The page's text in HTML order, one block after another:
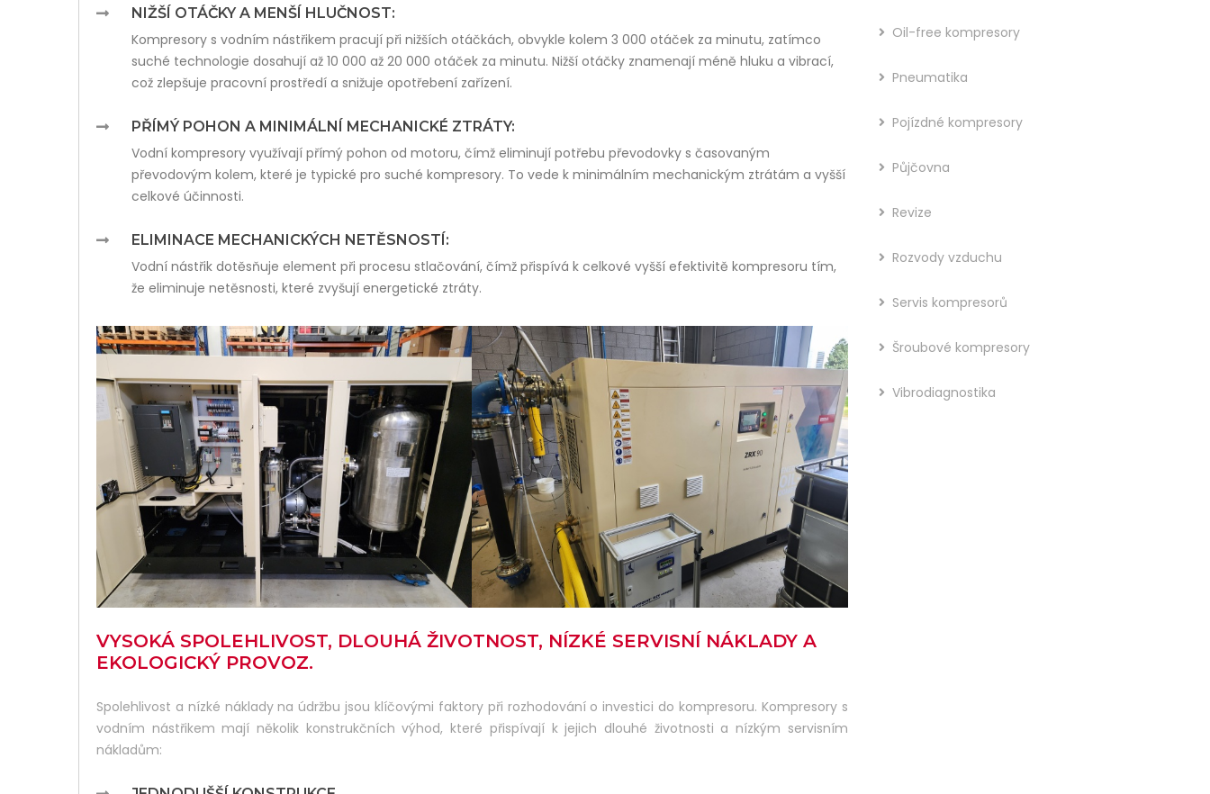
NIŽŠÍ OTÁČKY A MENŠÍ HLUČNOST:
Kompresory s vodním nástřikem pracují při nižších otáčkách, obvykle kolem 3 000 otáček za minutu, zatímco
suché technologie dosahují až 10 000 až 20 000 otáček za minutu. Nižší otáčky znamenají méně hluku a vibrací,
což zlepšuje pracovní prostředí a snižuje opotřebení zařízení.
PŘÍMÝ POHON A MINIMÁLNÍ MECHANICKÉ ZTRÁTY:
Vodní kompresory využívají přímý pohon od motoru, čímž eliminují potřebu převodovky s časovaným
převodovým kolem, které je typické pro suché kompresory. To vede k minimálním mechanickým ztrátám a vyšší
celkové účinnosti.
ELIMINACE MECHANICKÝCH NETĚSNOSTÍ:
Vodní nástřik dotěsňuje element při procesu stlačování, čímž přispívá k celkové vyšší efektivitě kompresoru tím,
že eliminuje netěsnosti, které zvyšují energetické ztráty.
VYSOKÁ SPOLEHLIVOST, DLOUHÁ ŽIVOTNOST, NÍZKÉ SERVISNÍ NÁKLADY A
EKOLOGICKÝ PROVOZ.
Spolehlivost a nízké náklady na údržbu jsou klíčovými faktory při rozhodování o investici do kompresoru. Kompresory s
vodním nástřikem mají několik konstrukčních výhod, které přispívají k jejich dlouhé životnosti a nízkým servisním
nákladům:
Oil-free kompresory
Pneumatika
Pojízdné kompresory
Půjčovna
Revize
Rozvody vzduchu
Servis kompresorů
Šroubové kompresory
Vibrodiagnostika